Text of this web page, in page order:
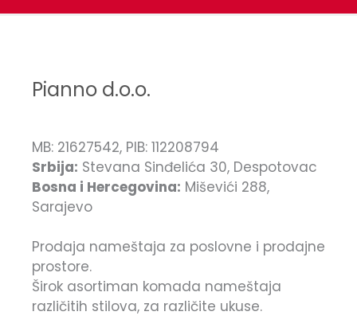
Pianno d.o.o.
MB: 21627542, PIB: 112208794
Srbija: Stevana Sinđelića 30, Despotovac
Bosna i Hercegovina: Miševići 288,
Sarajevo
Prodaja nameštaja za poslovne i prodajne
prostore.
Širok asortiman komada nameštaja
različitih stilova, za različite ukuse.